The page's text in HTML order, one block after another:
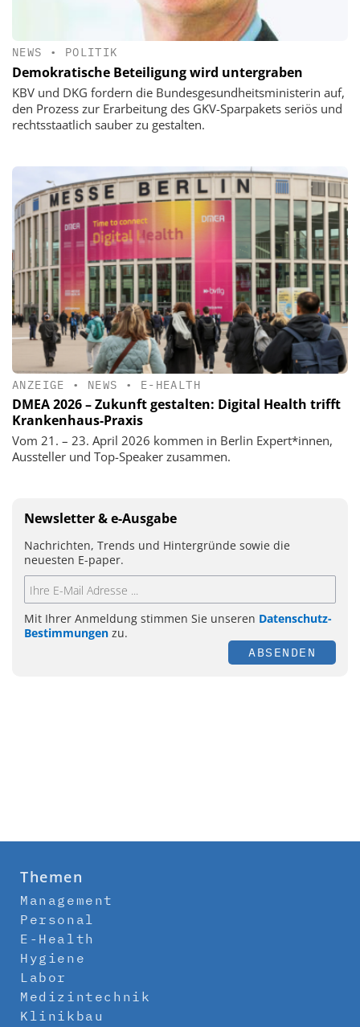
NEWS • POLITIK
Demokratische Beteiligung wird untergraben
KBV und DKG fordern die Bundesgesundheitsministerin auf,
den Prozess zur Erarbeitung des GKV-Sparpakets seriös und
rechtsstaatlich sauber zu gestalten.
ANZEIGE • NEWS • E-HEALTH
DMEA 2026 – Zukunft gestalten: Digital Health trifft
Krankenhaus-Praxis
Vom 21. – 23. April 2026 kommen in Berlin Expert*innen,
Aussteller und Top-Speaker zusammen.
Newsletter & e-Ausgabe
Nachrichten, Trends und Hintergründe sowie die
neuesten E-paper.
Mit Ihrer Anmeldung stimmen Sie unseren Datenschutz-
Bestimmungen zu.
ABSENDEN
Themen
Management
Personal
E-Health
Hygiene
Labor
Medizintechnik
Klinikbau